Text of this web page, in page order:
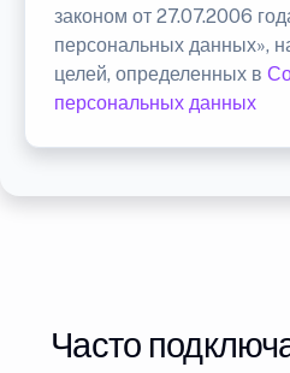
законом от 27.07.2006
персональных данных»,
целей, определенных в
персональных данных
Часто